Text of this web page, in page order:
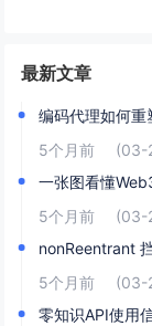
最新文章
编码代理如何
5个月前
(03-
一张图看懂
5个月前
(03-
nonReentrant
5个月前
(03-
零知识API使用